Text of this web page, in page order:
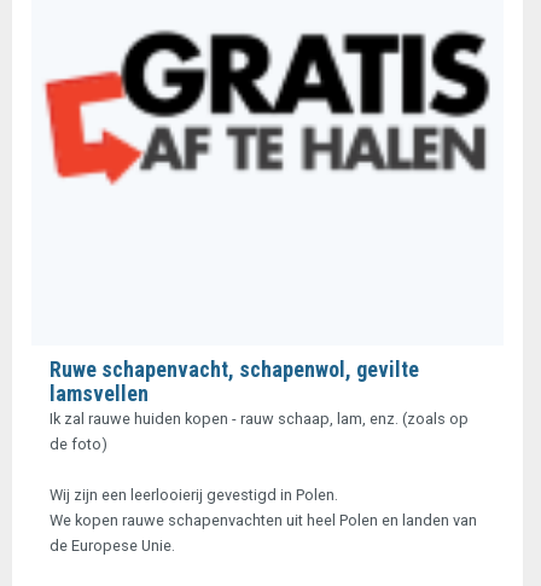
Ruwe schapenvacht, schapenwol, gevilte
lamsvellen
Ik zal rauwe huiden kopen - rauw schaap, lam, enz. (zoals op
de foto)
Wij zijn een leerlooierij gevestigd in Polen.
We kopen rauwe schapenvachten uit heel Polen en landen van
de Europese Unie.